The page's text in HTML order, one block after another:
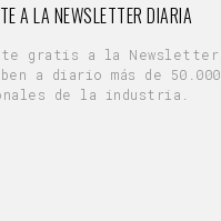
A LA NEWSLETTER DIARIA
gratis a la Newsletter
a diario más de 50.000
de la industria.